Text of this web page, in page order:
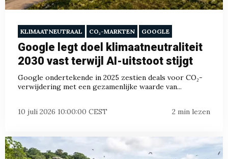
KLIMAATNEUTRAAL CO₂-MARKTEN GOOGLE
Google legt doel klimaatneutraliteit
2030 vast terwijl AI-uitstoot stijgt
Google ondertekende in 2025 zestien deals voor CO₂-
verwijdering met een gezamenlijke waarde van...
10 juli 2026 10:00:00 CEST 2 min lezen